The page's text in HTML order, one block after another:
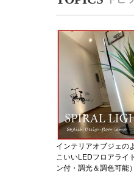
インテリアオブジェの
こいいLEDフロアライ
ン付・調光＆調色可能）